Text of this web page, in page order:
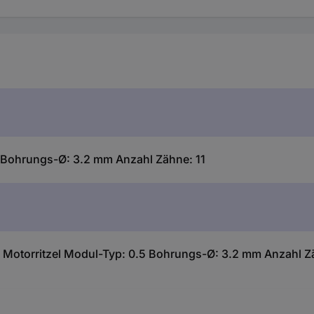
Ø: 3.2 mm Anzahl Zähne: 11
Modul-Typ: 0.5 Bohrungs-Ø: 3.2 mm Anzahl